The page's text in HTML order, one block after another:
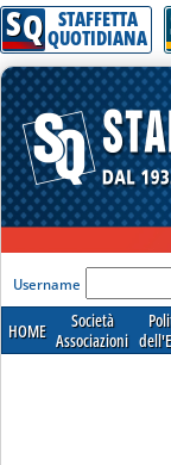
SQ STAFFETTA
QUOTIDIANA
'Modulo
Username
HOME
Società
Associazioni